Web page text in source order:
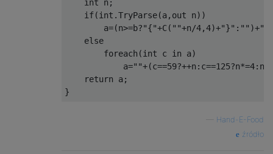
    int n;
    if(int.TryParse(a,out n))
a=(n>=b?"{"+C(""+n/
    else
        foreach(int c in a)
    return a;
Hand-E-Food
źródło